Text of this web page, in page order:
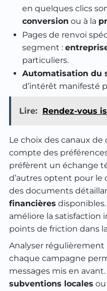
en quelques clics
conversion ou à la
Pages de renvoi
segment :
particuliers.
Automatisation du
d’intérêt manifesté
Lire: Rendez-vous
Le choix des canaux
compte des
préfèrent un échange
d’autres optent pour le
des documents
financières
améliore la satisfaction
points de friction dans
Analyser régulièrement
chaque campagne
messages mis en
subventions locales ou